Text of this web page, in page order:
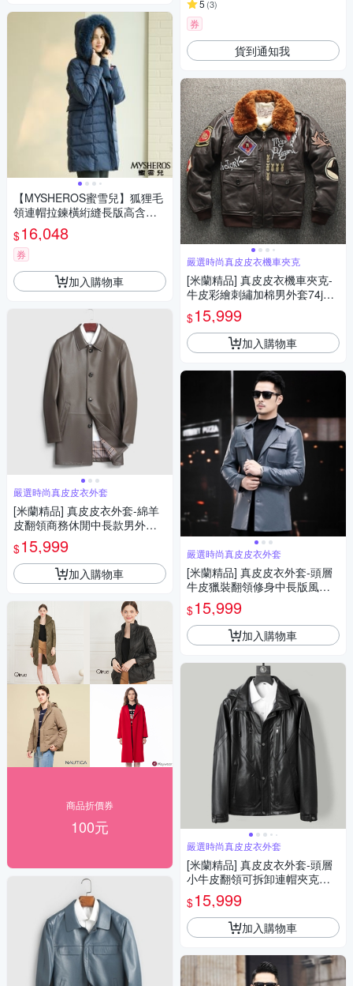
【MYSHEROS蜜雪兒】狐狸毛
領連帽拉鍊橫絎縫長版高含羽
絨外套-丈青
$16,048
券
加入購物車
嚴選時尚真皮皮衣外套
[米蘭精品] 真皮皮衣外套-綿羊
皮翻領商務休閒中長款男外套2
色74ja21
$15,999
加入購物車
商品折價券
100元
5 (3)
券
貨到通知我
嚴選時尚真皮皮衣機車夾克
[米蘭精品] 真皮皮衣機車夾克-
牛皮彩繪刺繡加棉男外套74jo1
$15,999
加入購物車
嚴選時尚真皮皮衣外套
[米蘭精品] 真皮皮衣外套-頭層
牛皮獵裝翻領修身中長版風衣
夾克男外套藍色74ja57
$15,999
加入購物車
嚴選時尚真皮皮衣外套
[米蘭精品] 真皮皮衣外套-頭層
小牛皮翻領可拆卸連帽夾克休
閒男外套黑色74ja49
$15,999
加入購物車